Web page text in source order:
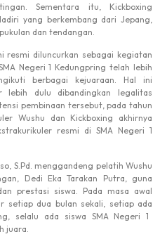
.Sementara itu , Kickboxing
yang berkembang dari Jepang
pukulan dan tendangan
resmi diluncurkan sebagai kegiatan
Negeri 1 Kedungpring telah lebih
berbagai kejuaraan . Hal ini
lebih dulu dibandingkan
legalitas
pembinaan tersebut, padatahun
Wushu dan Kickboxing akhirnya
resmi di SMA Negeri 1
, S.Pd. menggandeng pelatih Wushu
, Dedi Eka Tarakan Putra, guna
prestasi siswa. Pada masa awal
setiap dua bulan sekali, setiap ada
selalu ada siswa SMA Negeri 1
juara.